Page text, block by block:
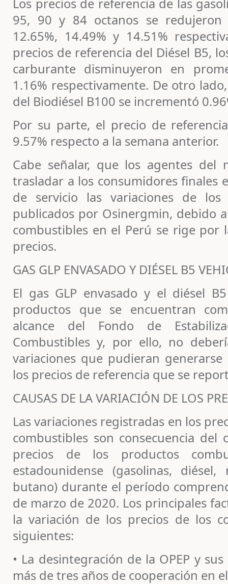
Los precios de referencia de las
95, 90 y 84 octanos se redujeron
12.65%, 14.49% y 14.51%
precios de referencia del Diésel B5,
carburante disminuyeron en
1.16% respectivamente. De otro
del Biodiésel B100 se incrementó
Por su parte, el precio de
9.57% respecto a la semana anterior.
Cabe señalar, que los agentes del
trasladar a los consumidores finales
de servicio las variaciones de los
publicados por Osinergmin, debido
combustibles en el Perú se rige por
precios.
GAS GLP ENVASADO Y DIÉSEL B5
El gas GLP envasado y el diésel
productos que se encuentran
alcance del Fondo de
Combustibles y, por ello, no
variaciones que pudieran
los precios de referencia que se
CAUSAS DE LA VARIACIÓN DE LOS
Las variaciones registradas en los
combustibles son consecuencia del
precios de los productos
estadounidense (gasolinas,
butano) durante el período
de marzo de 2020. Los principales
la variación de los precios de los
siguientes:
• La desintegración de la OPEP y
más de tres años de cooperación en